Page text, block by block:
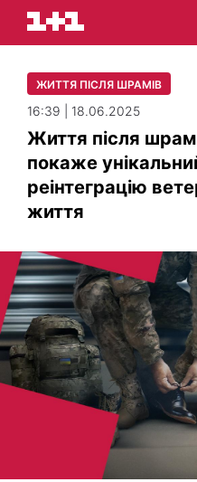
ЖИТТЯ ПІСЛЯ ШРАМІВ
16:39 | 18.06.2025
Життя після
покаже
реінтеграцію
життя